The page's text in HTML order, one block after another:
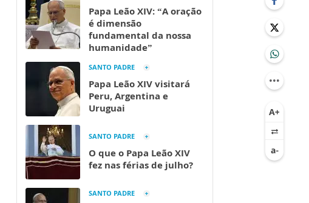
Papa Leão XIV: “A oração
é dimensão
fundamental da nossa
humanidade”
SANTO PADRE
Papa Leão XIV visitará
Peru, Argentina e
Uruguai
SANTO PADRE
O que o Papa Leão XIV
fez nas férias de julho?
SANTO PADRE